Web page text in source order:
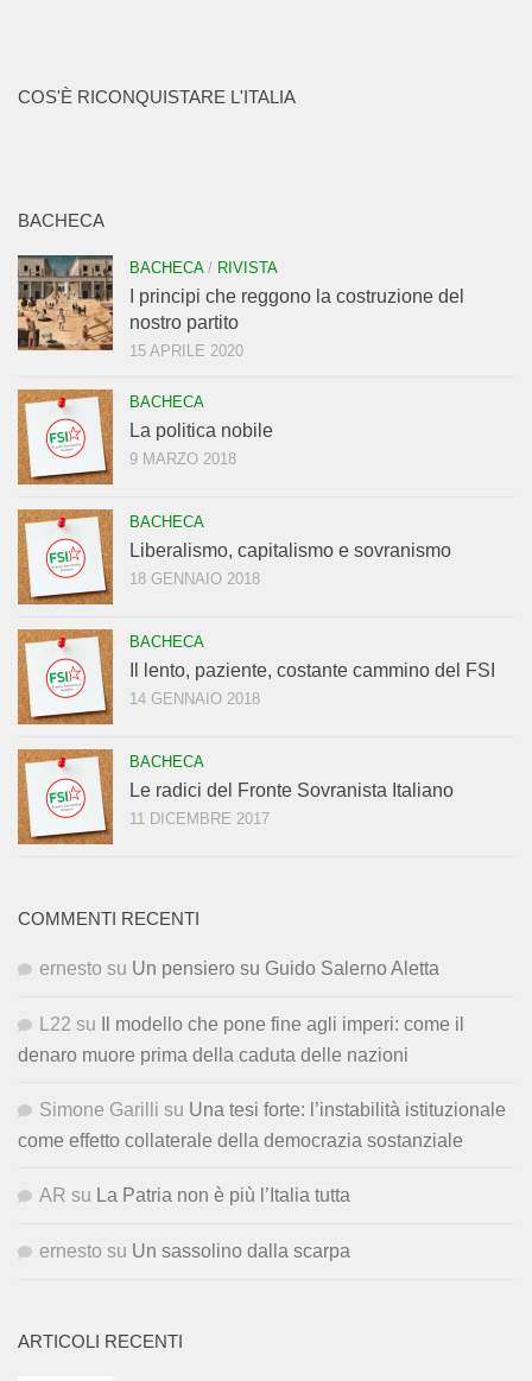
COS'È RICONQUISTARE L'ITALIA
BACHECA
BACHECA/ RIVISTA
I principi che reggono la costruzione del
nostro partito
15 APRILE 2020
BACHECA
La politica nobile
9 MARZO 2018
BACHECA
Liberalismo, capitalismo e sovranismo
18 GENNAIO 2018
BACHECA
Il lento, paziente, costante cammino del FSI
14 GENNAIO 2018
BACHECA
Le radici del Fronte Sovranista Italiano
11 DICEMBRE 2017
COMMENTI RECENTI
ernesto su Un pensiero su Guido Salerno Aletta
L22 su
Il modello che pone fine agli imperi: come il
denaro muore prima della caduta delle nazioni
Simone Garilli su Una tesi forte: l’instabilità istituzionale
come effetto collaterale della democrazia sostanziale
AR su La Patria non è più l’Italia tutta
ernesto su Un sassolino dalla scarpa
ARTICOLI RECENTI